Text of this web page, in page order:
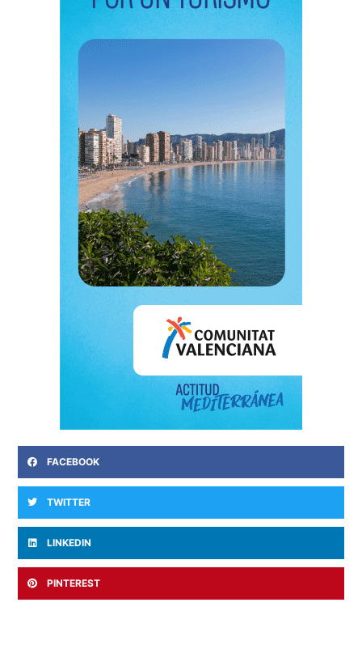
FACEBOOK
TWITTER
LINKEDIN
PINTEREST